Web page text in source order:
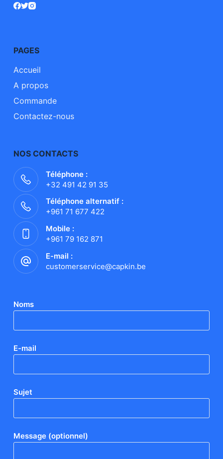
PAGES
Accueil
A propos
Commande
Contactez-nous
NOS CONTACTS
Téléphone :
+32 491 42 91 35
Téléphone alternatif :
+961 71 677 422
Mobile :
+961 79 162 871
E-mail :
customerservice@capkin.be
Noms
E-mail
Sujet
Message (optionnel)